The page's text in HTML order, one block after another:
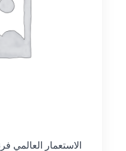
الاستعمار العالمي